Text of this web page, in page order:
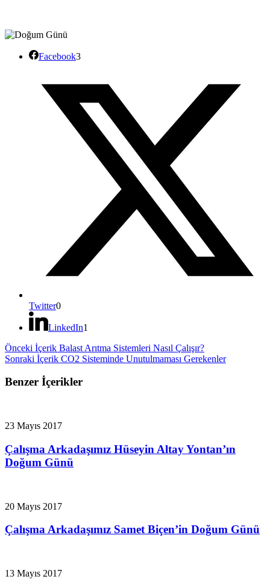
Facebook3
Twitter0
LinkedIn1
Önceki İçerik Balast Arıtma Sistemleri Nasıl Çalışır?
Sonraki İçerik CO2 Sisteminde Unutulmaması Gerekenler
Benzer İçerikler
23 Mayıs 2017
Çalışma Arkadaşımız Hüseyin Altay Yontan’ın
Doğum Günü
20 Mayıs 2017
Çalışma Arkadaşımız Samet Biçen’in Doğum Günü
13 Mayıs 2017